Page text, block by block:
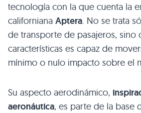
tecnología con la que cuenta la
californiana Aptera . No se trata
de transporte de pasajeros, sino
características es capaz de
mínimo o nulo impacto sobre el
Su aspecto aerodinámico,
aeronáutica, es parte de la base